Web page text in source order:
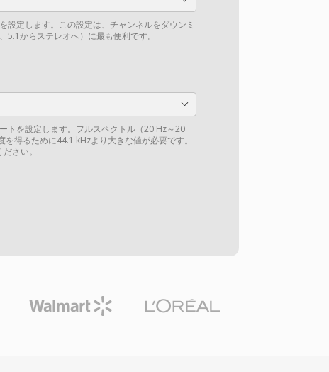
設定します。この設定は、チャンネルをダウンミ
5.1からステレオへ）に最も便利です。
トを設定します。フルスペクトル（20 Hz～20
を得るために44.1 kHzより大きな値が必要です。
さい。